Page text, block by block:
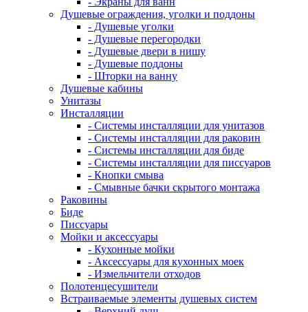
Душевые ограждения, уголки и поддоны
- Душевые уголки
- Душевые перегородки
- Душевые двери в нишу
- Душевые поддоны
- Шторки на ванну
Душевые кабины
Унитазы
Инсталляции
- Системы инсталляции для унитазов
- Системы инсталляции для раковин
- Системы инсталляции для биде
- Системы инсталляции для писсуаров
- Кнопки смыва
- Смывные бачки скрытого монтажа
Раковины
Биде
Писсуары
Мойки и аксессуары
- Кухонные мойки
- Аксессуары для кухонных моек
- Измельчители отходов
Полотенцесушители
Встраиваемые элементы душевых систем